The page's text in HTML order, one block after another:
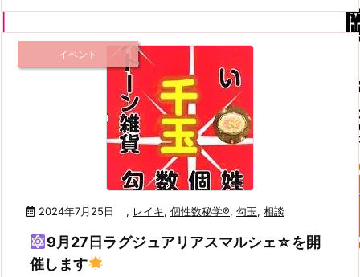
2024年7月25日
イベント
, レイキ, 個性数秘学®, 勾玉, 相談
9月27日ラグジュアリアスマルシェ☆を開
催します